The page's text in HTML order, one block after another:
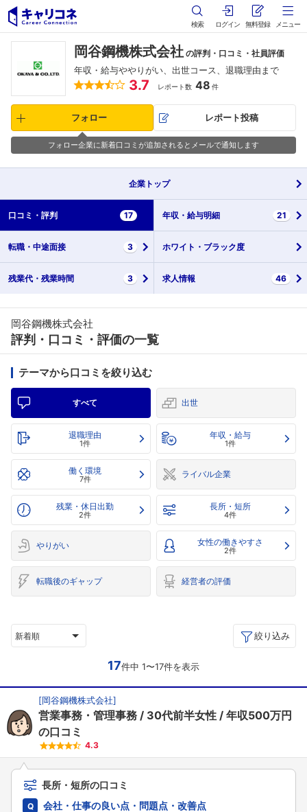
検索 ログイン 無料登録 メニュー
岡谷鋼機株式会社 の評判・口コミ・社員評価
年収・給与ややりがい、出世コース、退職理由まで
3.7 レポート数 48 件
フォロー レポート投稿
フォロー企業に新着口コミが追加されるとメールで通知します
企業 トップ
口コミ・ 評判 17 年収・ 給与明細 21
転職・ 中途面接 3 ホワイト・ ブラック度
残業代・ 残業時間 3 求人情報 46
岡谷鋼機株式会社
評判・口コミ・評価の一覧
テーマから口コミを絞り込む
すべて 出世
退職理由
1件
年収・給与
1件
働く環境
7件 ライバル企業
残業・休日出勤
2件
長所・短所
4件
やりがい 女性の働きやすさ
2件
転職後のギャップ 経営者の評価
新着順 絞り込み
17件中 1〜17件を表示
[岡谷鋼機株式会社]
営業事務・管理事務 30代前半女性
年収500万円
の口コミ
4.3
長所・短所の口コミ
会社・仕事の良い点・問題点・改善点